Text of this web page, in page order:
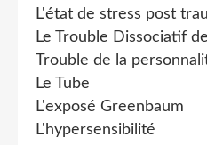
L'état de stress post
Le Trouble Dissociatif
Trouble de la
Le Tube
L'exposé Greenbaum
L'hypersensibilité